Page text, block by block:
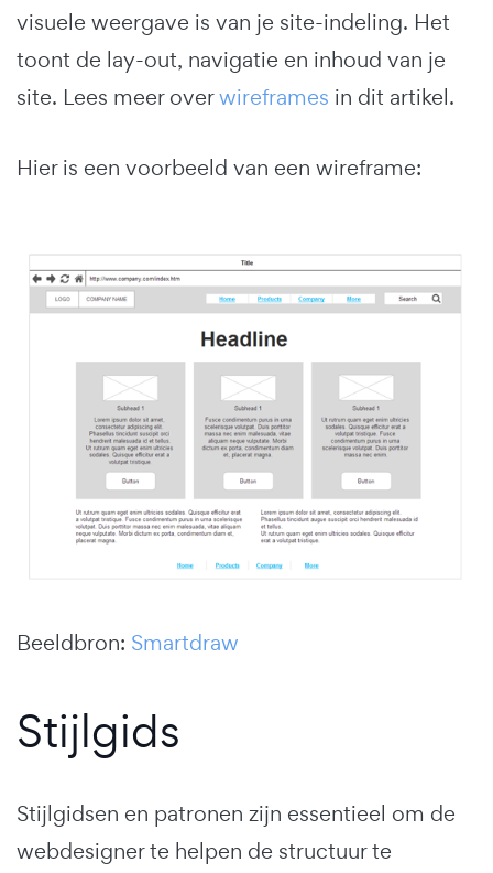
visuele weergave is van je site-indeling. Het
toont de lay-out, navigatie en inhoud van je
site. Lees meer overwireframes in dit artikel.
Hier is een voorbeeld van een wireframe:
Beeldbron: Smartdraw
Stijlgids
Stijlgidsen en patronen zijn essentieel om de
webdesigner te helpen de structuur te